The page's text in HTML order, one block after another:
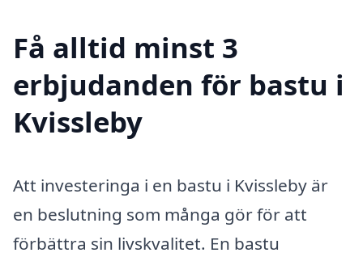
Få alltid minst 3
erbjudanden för bastu i
Kvissleby
Att investeringa i en bastu i Kvissleby är
en beslutning som många gör för att
förbättra sin livskvalitet. En bastu